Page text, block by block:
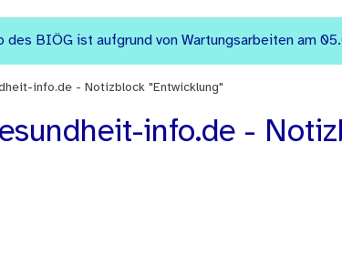
des BIÖG ist aufgrund von Wartungsarbeiten am
info.de - Notizblock "Entwicklung"
info.de -